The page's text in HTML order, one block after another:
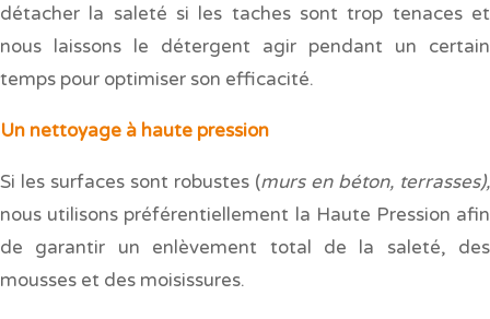
détacher la saleté si les taches sont trop tenaces et
nous laissons le détergent agir pendant un certain
temps pour optimiser son efficacité.
Un nettoyage à haute pression
Si les surfaces sont robustes (murs en béton, terrasses),
nous utilisons préférentiellement la Haute Pression afin
de garantir un enlèvement total de la saleté, des
mousses et des moisissures.